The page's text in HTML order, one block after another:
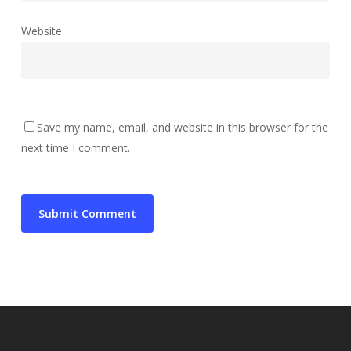
Website
Save my name, email, and website in this browser for the
next time I comment.